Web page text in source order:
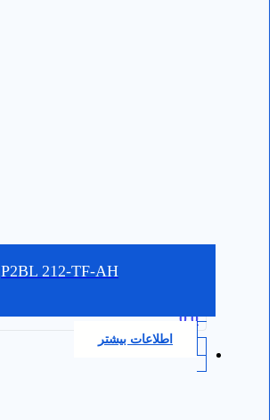
P2BL 212-TF-AH
0.0
اطلاعات بیشتر